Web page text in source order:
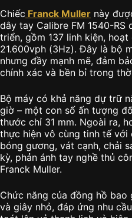
Chiếc Franck Muller này
dây tay Calibre FM 1540-RS
triển, gồm 137 linh kiện,
21.600vph (3Hz). Đây là bộ
nhưng đầy mạnh mẽ, đảm
chính xác và bền bỉ trong
Bộ máy có khả năng dự trữ
giờ – một con số ấn tượng
thước chỉ 31 mm. Ngoài ra,
thực hiện vô cùng tinh tế
bóng gương, vát cạnh, chải
kỳ, phản ánh tay nghề thủ
Franck Muller.
Chức năng của đồng hồ
và giây nhỏ, đáp ứng nhu